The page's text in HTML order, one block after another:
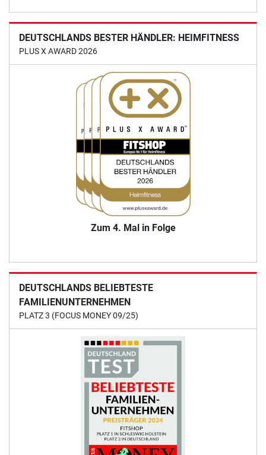
DEUTSCHLANDS BESTER HÄNDLER: HEIMFITNESS
PLUS X AWARD 2026
Zum 4. Mal in Folge
DEUTSCHLANDS BELIEBTESTE
FAMILIENUNTERNEHMEN
PLATZ 3 (FOCUS MONEY 09/25)